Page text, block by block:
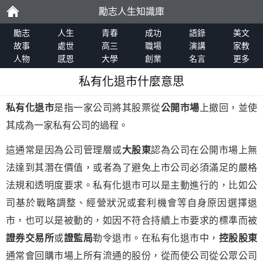
勵
志
勵志人生知識庫
勵志 人生 青春 成功 語錄
美文
故事
處世 高三 職場 演講
家教
人物
感恩 大學 創業 名言 更多
私有化退市什麼意思
私有化退市是指一家公司將其股票從公開市場 上撤回，並使
其成為一家私有公司的過程。
這通常是因為公司管理層或大股東認為公司在公開市場上無
法達到其潛在價值，或者為了避免上市公司必須滿足的嚴格
法規和透明度要求。私有化退市可以是主動進行的，比如公
司基於戰略調整、經營狀況或套利機會等自身原因選擇退
市，也可以是被動的，如因不符合持續上市要求的標準而被
證券交易所或證監局勒令退市。在私有化退市中， 控股股東
通常會回購市場上所有流通的股份，從而使公司從公眾公司